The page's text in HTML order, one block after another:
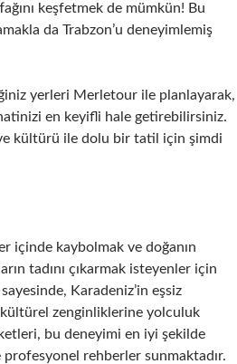
keşfetmek de mümkün! Bu
da Trabzon’u deneyimlemiş
yerleri Merletour ile planlayarak,
en keyifli hale getirebilirsiniz.
ve kültürü ile dolu bir tatil için şimdi
içinde kaybolmak ve doğanın
tadını çıkarmak isteyenler için
Karadeniz’in eşsiz
zenginliklerine yolculuk
bu deneyimi en iyi şekilde
rehberler sunmaktadır.